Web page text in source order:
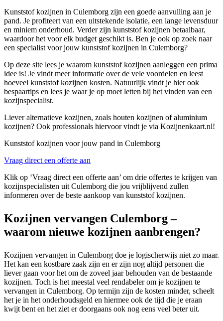
Kunststof kozijnen in Culemborg zijn een goede aanvulling aan je
pand. Je profiteert van een uitstekende isolatie, een lange levensduur
en miniem onderhoud. Verder zijn kunststof kozijnen betaalbaar,
waardoor het voor elk budget geschikt is. Ben je ook op zoek naar
een specialist voor jouw kunststof kozijnen in Culemborg?
Op deze site lees je waarom kunststof kozijnen aanleggen een prima
idee is! Je vindt meer informatie over de vele voordelen en leest
hoeveel kunststof kozijnen kosten. Natuurlijk vindt je hier ook
bespaartips en lees je waar je op moet letten bij het vinden van een
kozijnspecialist.
Liever alternatieve kozijnen, zoals houten kozijnen of aluminium
kozijnen? Ook professionals hiervoor vindt je via Kozijnenkaart.nl!
Kunststof kozijnen voor jouw pand in Culemborg
Vraag direct een offerte aan
Klik op ‘Vraag direct een offerte aan’ om drie offertes te krijgen van
kozijnspecialisten uit Culemborg die jou vrijblijvend zullen
informeren over de beste aankoop van kunststof kozijnen.
Kozijnen vervangen Culemborg –
waarom nieuwe kozijnen aanbrengen?
Kozijnen vervangen in Culemborg doe je logischerwijs niet zo maar.
Het kan een kostbare zaak zijn en er zijn nog altijd personen die
liever gaan voor het om de zoveel jaar behouden van de bestaande
kozijnen. Toch is het meestal veel rendabeler om je kozijnen te
vervangen in Culemborg. Op termijn zijn de kosten minder, scheelt
het je in het onderhoudsgeld en hiermee ook de tijd die je eraan
kwijt bent en het ziet er doorgaans ook nog eens veel beter uit.